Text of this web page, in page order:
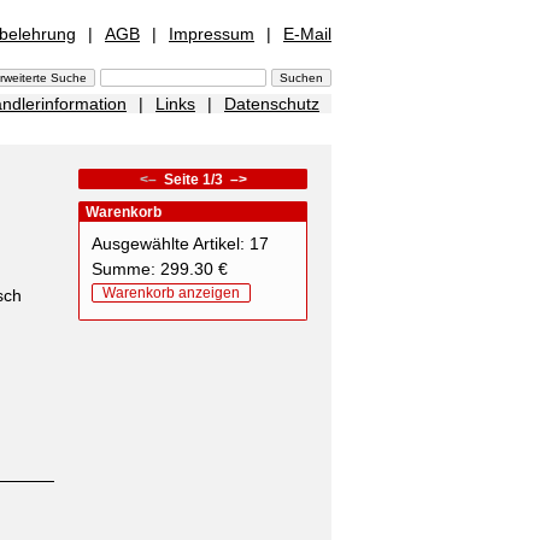
| AGB | Impressum | E-Mail
| Links | Datenschutz
<– Seite 1/3–>
Warenkorb
Ausgewählte Artikel: 17
Summe: 299.30 €
Warenkorb anzeigen